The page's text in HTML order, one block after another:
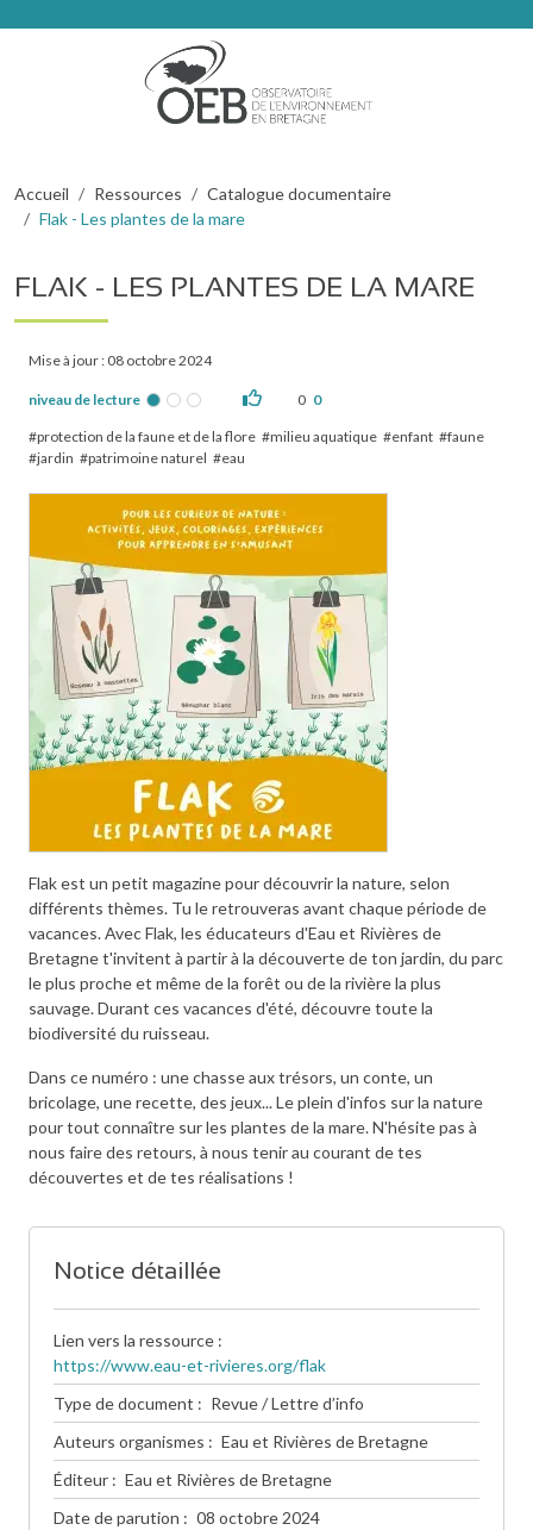
Fil d'Ariane
Accueil Ressources
Catalogue documentaire
Flak - Les plantes de la mare
FLAK - LES PLANTES DE LA MARE
Mise à jour : 08 octobre 2024
niveau de lecture 0 0
protection de la faune et de la flore milieu aquatique enfant
faune
jardin
patrimoine naturel eau
Flak est un petit magazine pour découvrir la nature, selon
différents thèmes. Tu le retrouveras avant chaque période de
vacances. Avec Flak, les éducateurs d'Eau et Rivières de
Bretagne t'invitent à partir à la découverte de ton jardin, du parc
le plus proche et même de la forêt ou de la rivière la plus
sauvage. Durant ces vacances d'été, découvre toute la
biodiversité du ruisseau.
Dans ce numéro : une chasse aux trésors, un conte, un
bricolage, une recette, des jeux... Le plein d'infos sur la nature
pour tout connaître sur les plantes de la mare. N'hésite pas à
nous faire des retours, à nous tenir au courant de tes
découvertes et de tes réalisations !
Notice détaillée
Lien vers la ressource
https://www.eau-et-rivieres.org/flak
Type de document
Revue / Lettre d’info
Auteurs organismes
Eau et Rivières de Bretagne
Éditeur
Eau et Rivières de Bretagne
Date de parution
08 octobre 2024